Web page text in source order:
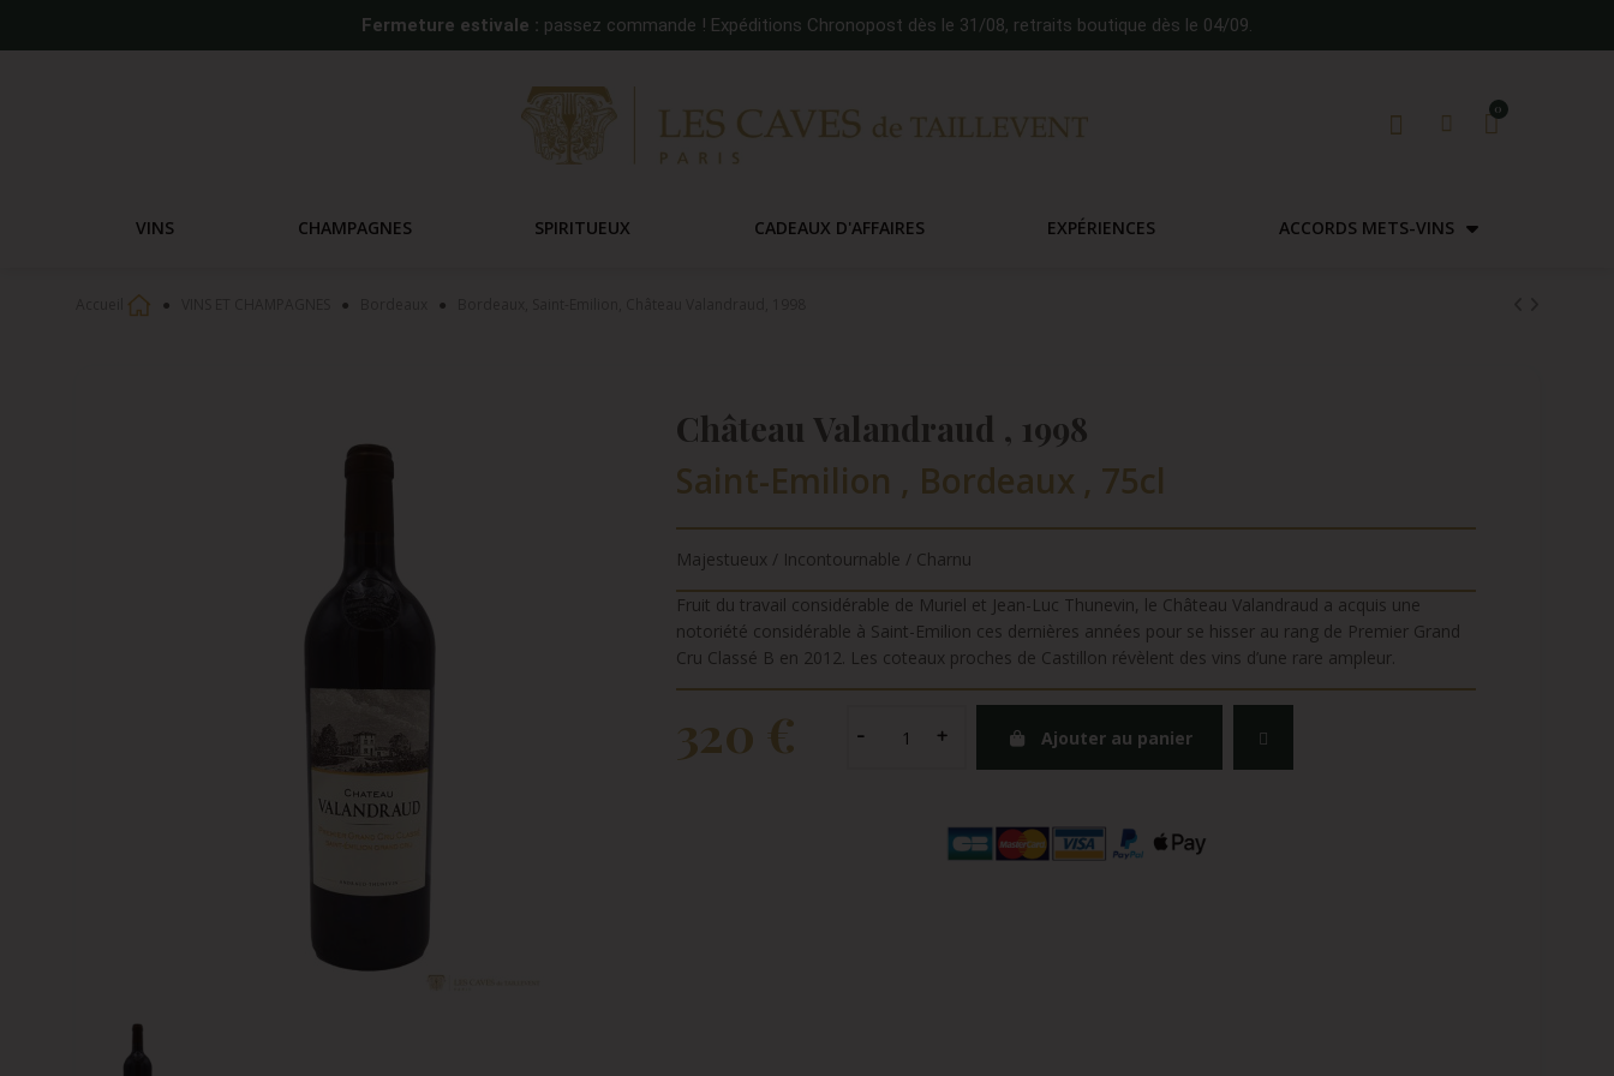
Fermeture estivale : passez commande ! Expéditions Chronopost dès le 31/08, retraits boutique dès le 04/09.
VINS CHAMPAGNES SPIRITUEUX CADEAUX D'AFFAIRES EXPÉRIENCES ACCORDS METS-VINS
Château Valandraud , 1998
Saint-Emilion , Bordeaux , 75cl
Majestueux / Incontournable / Charnu
Fruit du travail considérable de Muriel et Jean-Luc Thunevin, le Château Valandraud a acquis une
notoriété considérable à Saint-Emilion ces dernières années pour se hisser au rang de Premier Grand
Cru Classé B en 2012. Les coteaux proches de Castillon révèlent des vins d’une rare ampleur.
320 € Ajouter au panier